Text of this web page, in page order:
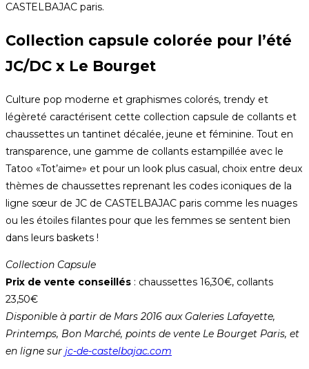
CASTELBAJAC paris.
Collection capsule colorée pour l’été
JC/DC x Le Bourget
Culture pop moderne et graphismes colorés, trendy et
légèreté caractérisent cette collection capsule de collants et
chaussettes un tantinet décalée, jeune et féminine. Tout en
transparence, une gamme de collants estampillée avec le
Tatoo «Tot’aime» et pour un look plus casual, choix entre deux
thèmes de chaussettes reprenant les codes iconiques de la
ligne sœur de JC de CASTELBAJAC paris comme les nuages
ou les étoiles filantes pour que les femmes se sentent bien
dans leurs baskets !
Collection Capsule
Prix de vente conseillés : chaussettes 16,30€, collants
23,50€
Disponible à partir de Mars 2016 aux Galeries Lafayette,
Printemps, Bon Marché, points de vente Le Bourget Paris, et
en ligne sur jc-de-castelbajac.com